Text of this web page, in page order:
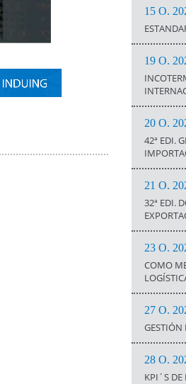
15 O.
19 O.
20 O.
42ª EDI.
21 O.
32ª EDI.
23 O.
COMO
27 O.
GESTIÓN
28 O.
KPI´S DE